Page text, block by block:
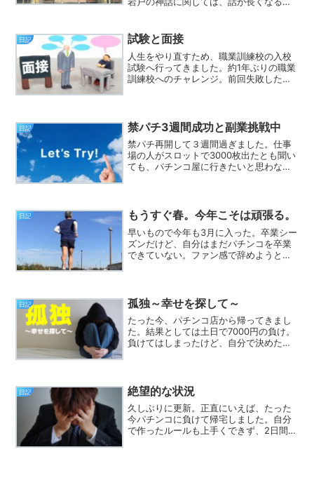
社のホームページに記載されているので
ご確認ください...
日記 試験と面接
人生をやり直すため、職業訓練校の入校
試験へ行ってきました。約1年ぶりの職業
訓練校へのチャレンジ。前回失敗した経
前回、話す内容を絞り切...
日記 禁パチ3週間成功と副業挑戦中
禁パチ再開して３週間過ぎました。仕事
場の人がスロットで3000枚出たとも聞い
ても、パチンコ屋に行きたいと思わなく
気持ちが強くなってる。...
日記 もうすぐ春。今年こそは頑張る。
早いもので今年も3月に入った。卒業シー
ズンだけど、自分はまだパチンコを卒業
できていない。ファン感で辞めようと思
う自分がいる。正直、自...
日記 孤独～幸せを探して～
たった今、パチンコ店から帰ってきまし
た。結果としては土日で7000円の負け。
負けてはしまったけど、自分で決めたル
し分のお金にも手...
日記 絶望的な状況
久しぶりに更新。正直にいえば、たった
今パチンコに負けて帰宅しました。自分
で作ったルールも上手くできず、2日間で